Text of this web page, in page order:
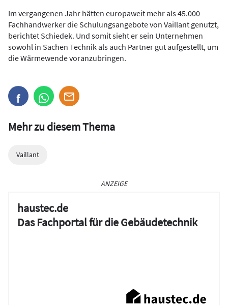
Im vergangenen Jahr hätten europaweit mehr als 45.000
Fachhandwerker die Schulungsangebote von Vaillant genutzt,
berichtet Schiedek. Und somit sieht er sein Unternehmen
sowohl in Sachen Technik als auch Partner gut aufgestellt, um
die Wärmewende voranzubringen.
Mehr zu diesem Thema
Vaillant
ANZEIGE
haustec.de
Das Fachportal für die Gebäudetechnik